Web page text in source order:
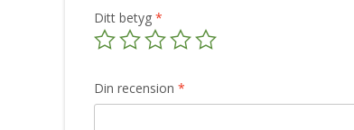
Ditt betyg *
Din recension *